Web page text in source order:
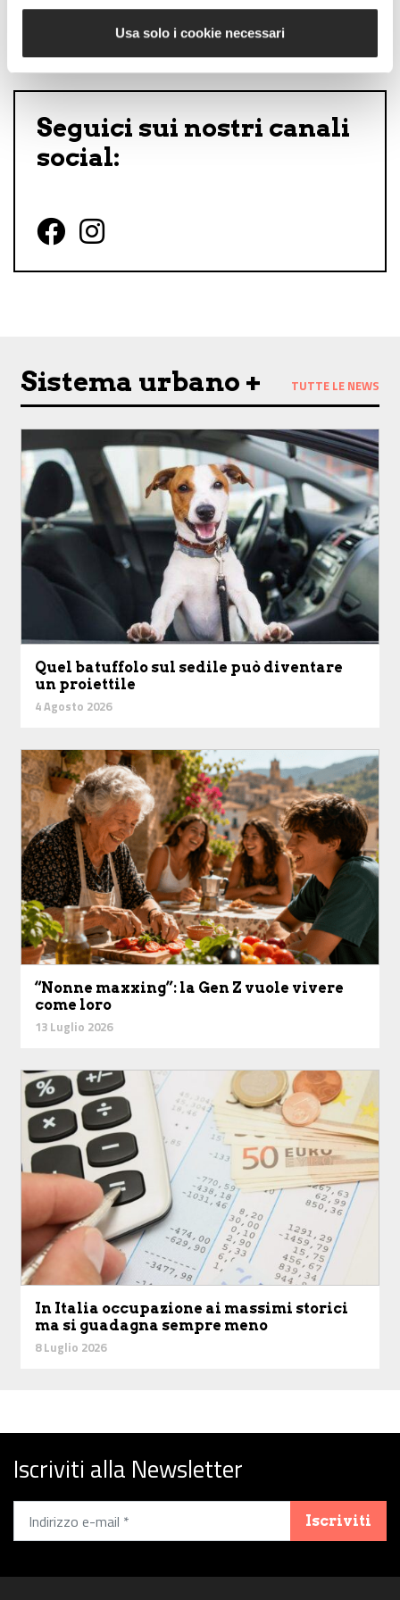
Usa solo i cookie necessari
Share on Facebook
Share on Twitter
Share on E-Mail
Share on WhatsApp
Share on Telegram
Seguici sui nostri canali
social:
Follow us on Facebook
Follow us on Instagram
Sistema urbano + TUTTE LE NEWS
Quel batuffolo sul sedile può diventare
un proiettile
4 Agosto 2026
“Nonne maxxing”: la Gen Z vuole vivere
come loro
13 Luglio 2026
In Italia occupazione ai massimi storici
ma si guadagna sempre meno
8 Luglio 2026
Iscriviti alla Newsletter
Iscriviti